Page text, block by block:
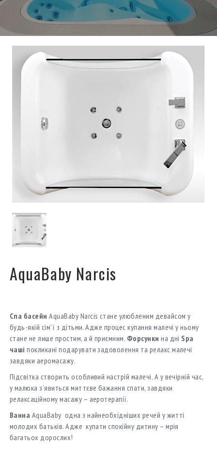
AquaBaby Narcis
Спа басейн AquaBaby Narcis стане улюбленим девайсом у
будь-якій сім’ї з дітьми. Адже процес купання малечі у ньому
стане не лише простим, а й приємним. Форсунки на дні Spa
чашіпокликані подарувати задоволення та релакс малечі
завдяки аеромасажу.
Підсвітка створить особливий настрій малечі. А у вечірній час,
у малюка з’явиться миттєве бажання спати, завдяки
релаксаційному масажу – аеротерапії.
Ванна AquaBaby одна з найнеобхідніших речей у житті
молодих батьків. Адже купати спокійну дитину – мрія
багатьох дорослих!